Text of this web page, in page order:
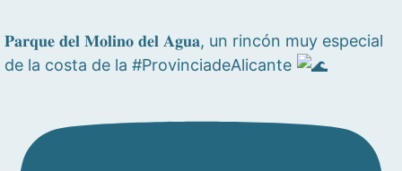
𝐏𝐚𝐫𝐪𝐮𝐞 𝐝𝐞𝐥 𝐌𝐨𝐥𝐢𝐧𝐨 𝐝𝐞𝐥 𝐀𝐠𝐮𝐚, un rincón muy especial
de la costa de la #ProvinciadeAlicante